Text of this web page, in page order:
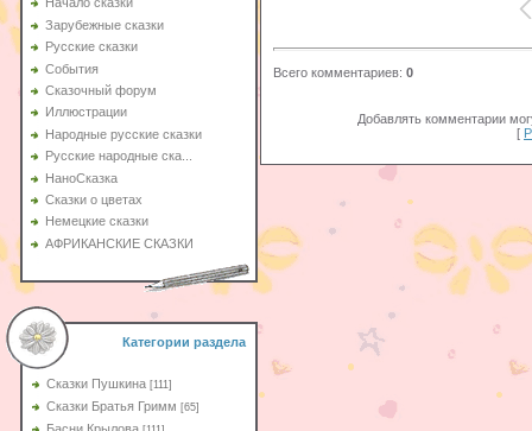
Зарубежные сказки
Русские сказки
События
Сказочный форум
Иллюстрации
Народные русские сказки
Русские народные ска...
НаноСказка
Сказки о цветах
Немецкие сказки
АФРИКАНСКИЕ СКАЗКИ
Категории раздела
Сказки Пушкина [111]
Сказки Братья Гримм [65]
Всего комментариев: 0
Добавлять комментарии
[